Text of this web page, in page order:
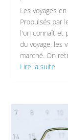
Les voyages
Propulsés par
l'on connaît et
du voyage, les
marché. On
Lire la suite